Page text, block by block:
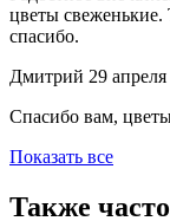
цветы свеженькие.
спасибо.
Дмитрий 29
Спасибо вам,
Показать все
Также